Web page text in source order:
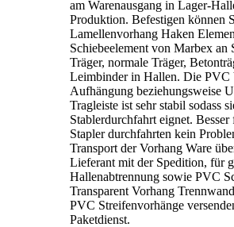
am Warenausgang in Lager-
Produktion. Befestigen können
Lamellenvorhang Haken
Schiebeelement von Marbex an
Träger, normale Träger,
Leimbinder in Hallen. Die PVC
Aufhängung beziehungsweise
Tragleiste ist sehr stabil sodass
Stablerdurchfahrt eignet.
Stapler durchfahrten kein
Transport der Vorhang Ware
Lieferant mit der Spedition, für
Hallenabtrennung sowie PVC
Transparent Vorhang
PVC Streifenvorhänge
Paketdienst.